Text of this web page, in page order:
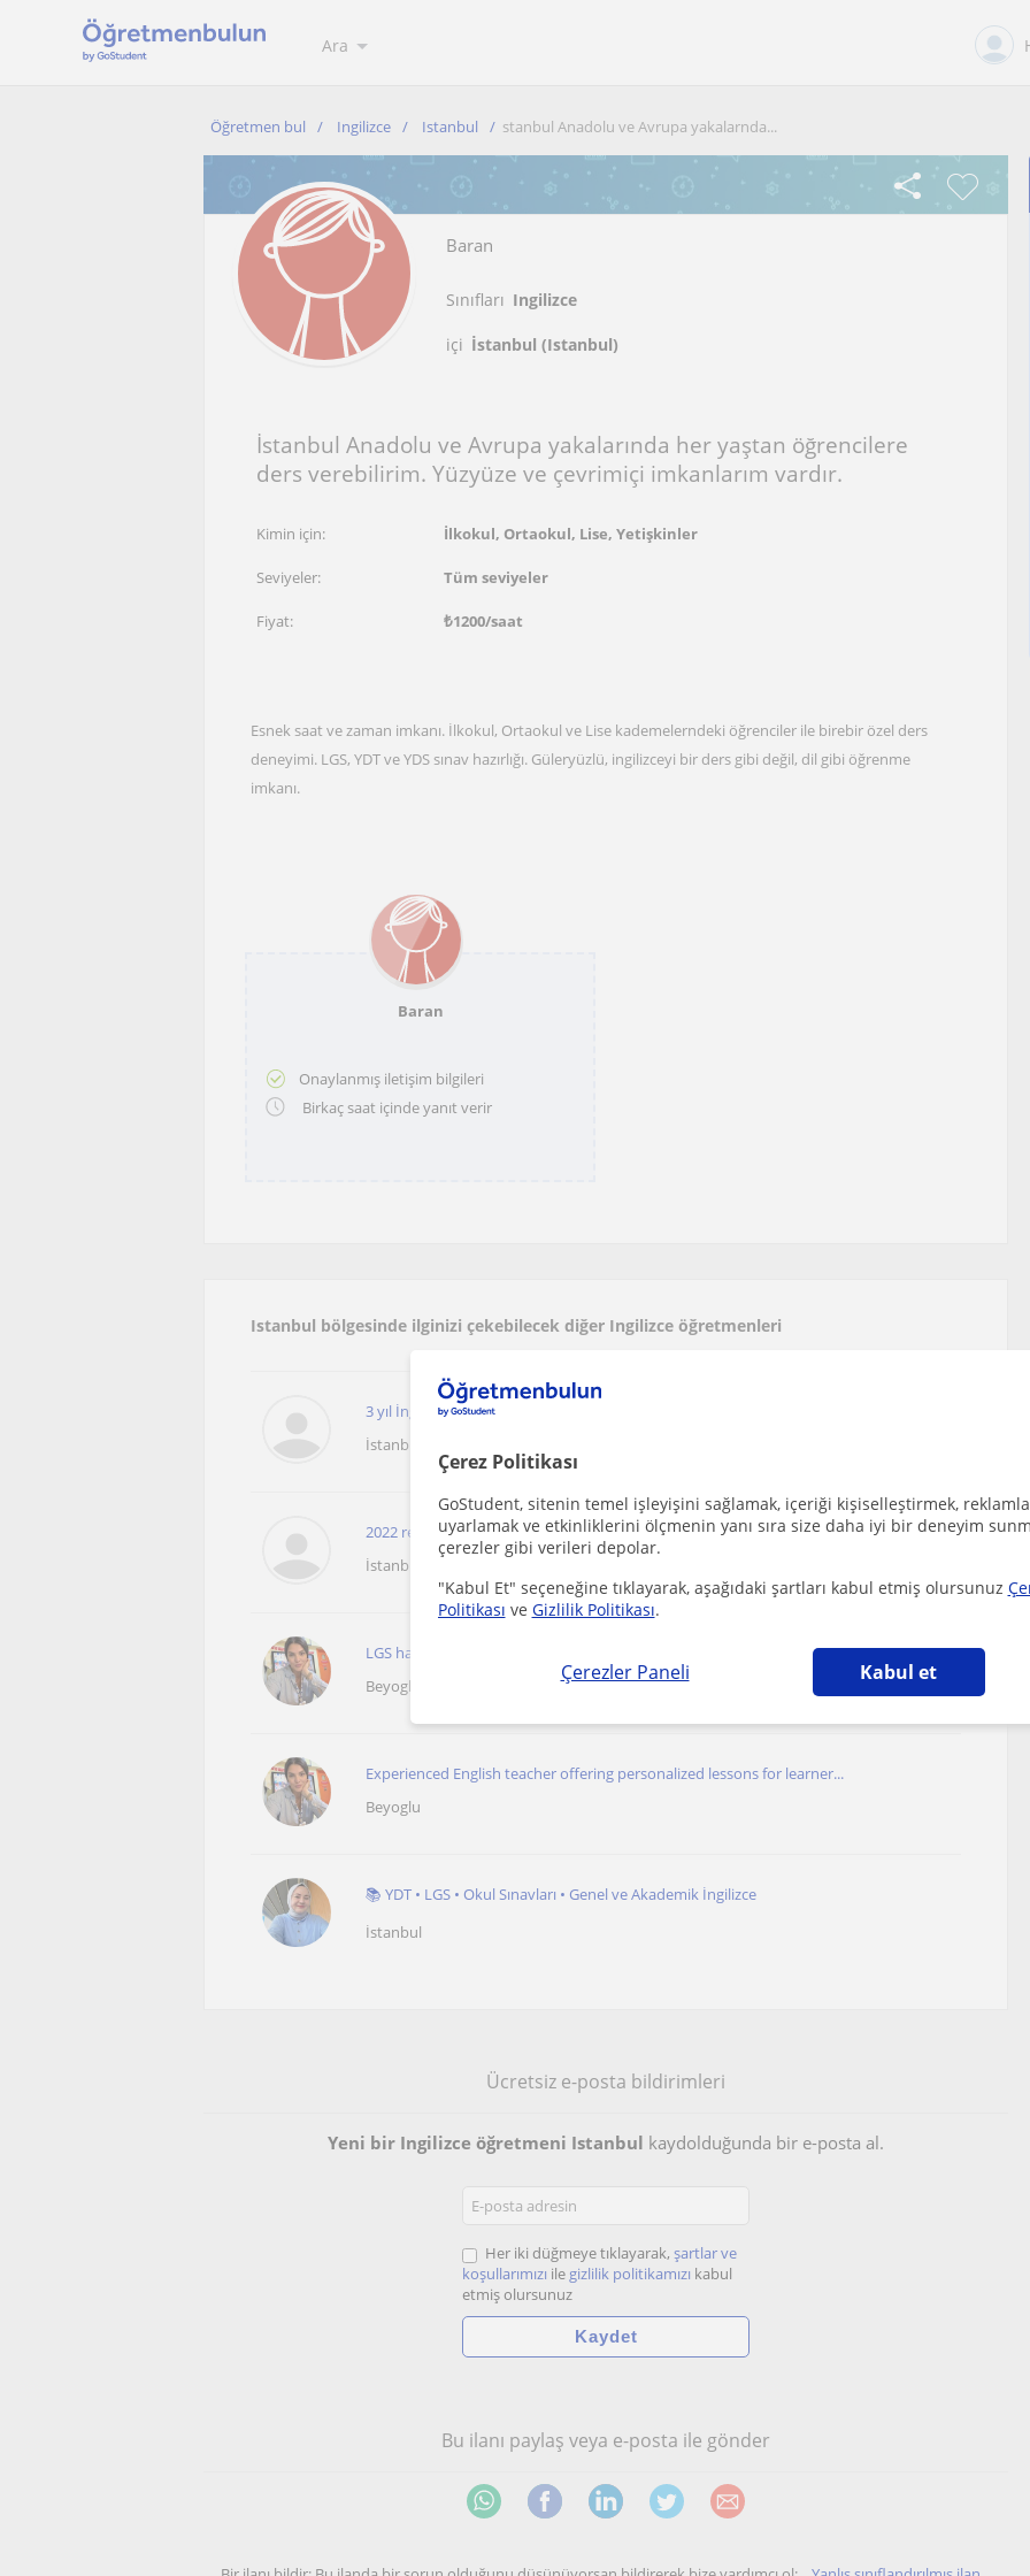
Çerez Politikası
GoStudent, sitenin temel işleyişini sağlamak, içeriği kişiselleştirmek,
uyarlamak ve etkinliklerini ölçmenin yanı sıra size daha iyi bir deneyim
çerezler gibi verileri depolar.
"Kabul Et" seçeneğine tıklayarak, aşağıdaki şartları kabul etmiş olursunuz
Politikası ve Gizlilik Politikası.
Çerezler Paneli Kabul et
Ara
Öğretmen bul Ingilizce Istanbul stanbul Anadolu ve Avrupa yakalarnda...
Baran
Sınıfları Ingilizce
içi İstanbul (Istanbul)
İstanbul Anadolu ve Avrupa yakalarında her yaştan öğrencilere
ders verebilirim. Yüzyüze ve çevrimiçi imkanlarım vardır.
Kimin için: İlkokul, Ortaokul, Lise, Yetişkinler
Seviyeler: Tüm seviyeler
Fiyat: ₺1200/saat
Esnek saat ve zaman imkanı. İlkokul, Ortaokul ve Lise kademelerndeki öğrenciler ile birebir özel ders
deneyimi. LGS, YDT ve YDS sınav hazırlığı. Güleryüzlü, ingilizceyi bir ders gibi değil, dil gibi öğrenme
imkanı.
Baran
Onaylanmış iletişim bilgileri
Birkaç saat içinde yanıt verir
Istanbul bölgesinde ilginizi çekebilecek diğer Ingilizce öğretmenleri
3 yıl İngilizce öğretimi deneyimine sahibim, çoğunlukla 6-12 yaş aras...
İstanbul
2022 rehberlik ve psikolojik danışmanlık mezunuyum. İlkokul, ortaokul...
İstanbul
LGS hazırlık sürecinde öğrencilere planlı, disiplinli ve hedef odaklı...
Beyoglu
Experienced English teacher offering personalized lessons for learner...
Beyoglu
📚 YDT • LGS • Okul Sınavları • Genel ve Akademik İngilizce
İstanbul
Ücretsiz e-posta bildirimleri
Yeni bir Ingilizce öğretmeni Istanbul kaydolduğunda bir e-posta al.
Her iki düğmeye tıklayarak, şartlar ve
koşullarımızı ile gizlilik politikamızı kabul
etmiş olursunuz
Bu ilanı paylaş veya e-posta ile gönder